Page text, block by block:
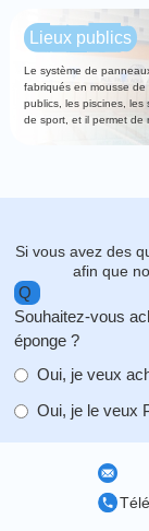
Lieux publics
Le système de
fabriqués en mousse de
publics, les piscines, les
de sport, et il permet de
Si vous avez des
afin que
Q
Souhaitez-vous
éponge ?
Oui, je veux
Oui, je le veux